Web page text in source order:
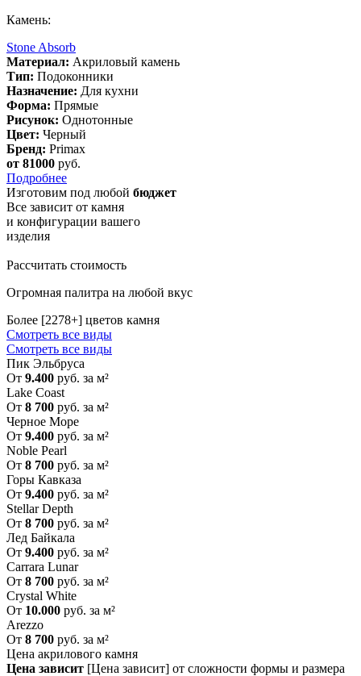
Камень:
Stone Absorb
Материал: Акриловый камень
Тип: Подоконники
Назначение: Для кухни
Форма: Прямые
Рисунок: Однотонные
Цвет: Черный
Бренд: Primax
от 81000 руб.
Подробнее
Изготовим под любой бюджет
Все зависит от камня
и конфигурации вашего
изделия
Рассчитать стоимость
Огромная палитра на любой вкус
Более [2278+] цветов камня
Смотреть все виды
Смотреть все виды
Пик Эльбруса
От 9.400 руб. за м²
Lake Coast
От 8 700 руб. за м²
Черное Море
От 9.400 руб. за м²
Noble Pearl
От 8 700 руб. за м²
Горы Кавказа
От 9.400 руб. за м²
Stellar Depth
От 8 700 руб. за м²
Лед Байкала
От 9.400 руб. за м²
Carrara Lunar
От 8 700 руб. за м²
Crystal White
От 10.000 руб. за м²
Arezzo
От 8 700 руб. за м²
Цена акрилового камня
Цена зависит [Цена зависит] от сложности формы и размера